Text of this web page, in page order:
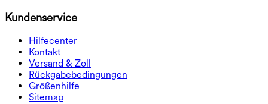
Kundenservice
Hilfecenter
Kontakt
Versand & Zoll
Rückgabebedingungen
Größenhilfe
Sitemap